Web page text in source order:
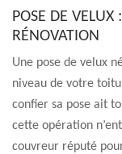
POSE DE VELUX
RÉNOVATION
Une pose de velux
niveau de votre
confier sa pose ait
cette opération
couvreur réputé